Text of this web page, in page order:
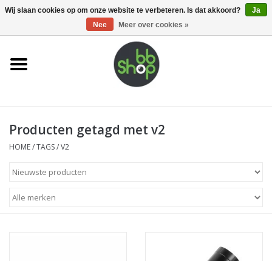
0 Artikelen - €0,00
Home
Supplies
Magazines
Producten getagd met v2
HOME/TAGS/V2
Wij slaan cookies op om onze website te verbeteren. Is dat akkoord?
Ja
Nee
Meer over cookies »